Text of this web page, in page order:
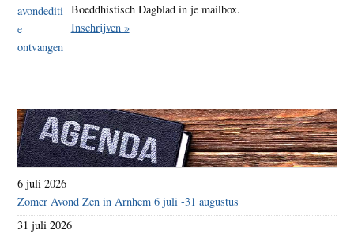
Boeddhistisch Dagblad in je mailbox.
Inschrijven »
6 juli 2026
Zomer Avond Zen in Arnhem 6 juli -31 augustus
31 juli 2026